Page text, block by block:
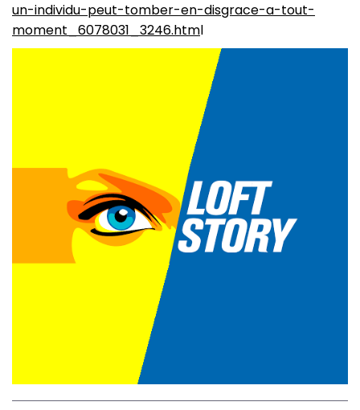
un-individu-peut-tomber-en-disgrace-a-tout-
moment_6078031_3246.html